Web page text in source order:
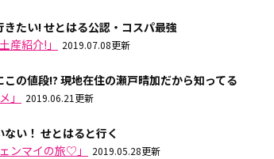
たい! せとはる公認・コスパ最強
産紹介!」
2019.07.08更新
の値段!? 現地在住の瀬戸晴加だから知ってる
」
2019.06.21更新
い！ せとはると行く
ンマイの旅♡」
2019.05.28更新